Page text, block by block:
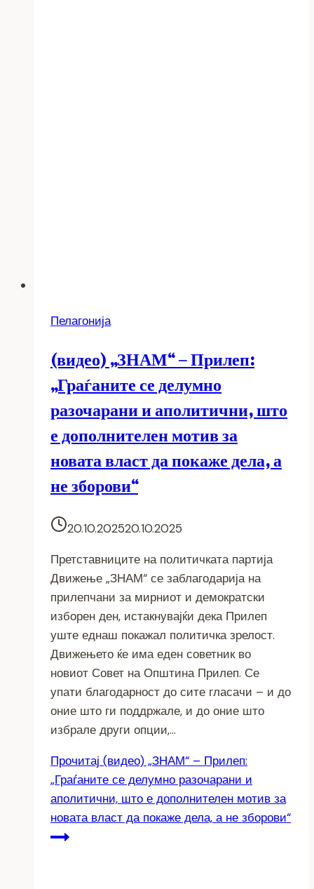
Пелагонија
(видео) „ЗНАМ“ – Прилеп:
„Граѓаните се делумно
разочарани и аполитични, што
е дополнителен мотив за
новата власт да покаже дела, а
не зборови“
20.10.202520.10.2025
Претставниците на политичката партија
Движење „ЗНАМ“ се заблагодарија на
прилепчани за мирниот и демократски
изборен ден, истакнувајќи дека Прилеп
уште еднаш покажал политичка зрелост.
Движењето ќе има еден советник во
новиот Совет на Општина Прилеп. Се
упати благодарност до сите гласачи – и до
оние што ги поддржале, и до оние што
избрале други опции,…
Прочитај (видео) „ЗНАМ“ – Прилеп:
„Граѓаните се делумно разочарани и
аполитични, што е дополнителен мотив за
новата власт да покаже дела, а не зборови“